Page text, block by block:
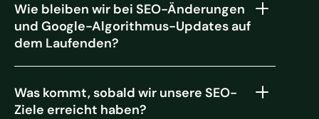
Wie bleiben wir bei SEO-Änderungen
und Google-Algorithmus-Updates auf
dem Laufenden?
Was kommt, sobald wir unsere SEO-
Ziele erreicht haben?